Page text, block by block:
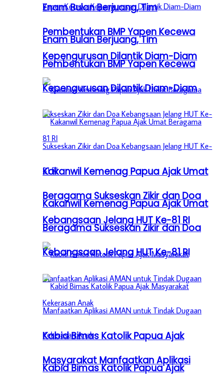
Enam Bulan Berjuang, Tim
Pembentukan BMP Yapen Kecewa
Kepengurusan Dilantik Diam-Diam
Kakanwil Kemenag Papua Ajak Umat
Beragama Sukseskan Zikir dan Doa
Kebangsaan Jelang HUT Ke-81 RI
Kabid Bimas Katolik Papua Ajak
Masyarakat Manfaatkan Aplikasi
Enam Bulan Berjuang, Tim
Pembentukan BMP Yapen Kecewa
Kepengurusan Dilantik Diam-Diam
Kakanwil Kemenag Papua Ajak Umat
Beragama Sukseskan Zikir dan Doa
Kebangsaan Jelang HUT Ke-81 RI
Kabid Bimas Katolik Papua Ajak